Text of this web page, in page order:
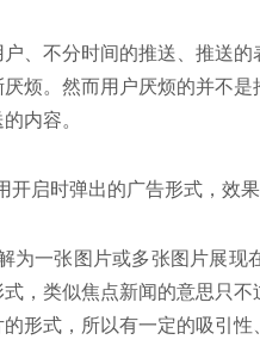
、不分时间的推送、推送
烦。然而用户厌烦的并不
内容。
开启时弹出的广告形式，效
为一张图片或多张图片展现
，类似焦点新闻的意思只
形式，所以有一定的吸引性